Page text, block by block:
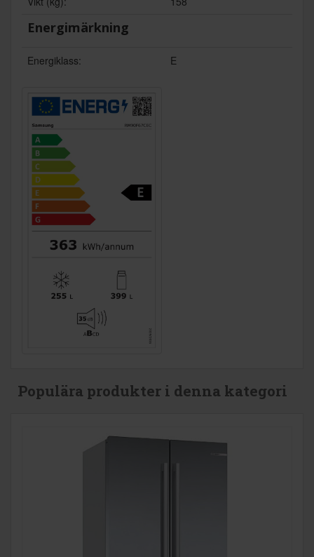
Energimärkning
Energiklass: E
Populära produkter i denna kategori